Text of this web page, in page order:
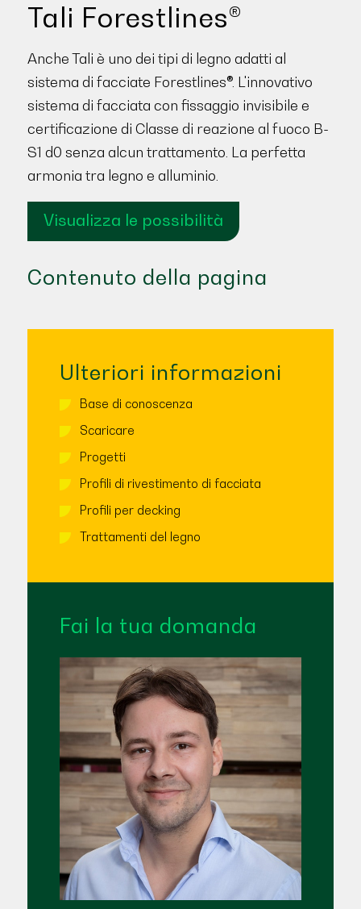
Tali Forestlines®
Anche Tali è uno dei tipi di legno adatti al
sistema di facciate Forestlines®. L'innovativo
sistema di facciata con fissaggio invisibile e
certificazione di Classe di reazione al fuoco B-
S1 d0 senza alcun trattamento. La perfetta
armonia tra legno e alluminio.
Visualizza le possibilità
Contenuto della pagina
Ulteriori informazioni
Base di conoscenza
Scaricare
Progetti
Profili di rivestimento di facciata
Profili per decking
Trattamenti del legno
Fai la tua domanda